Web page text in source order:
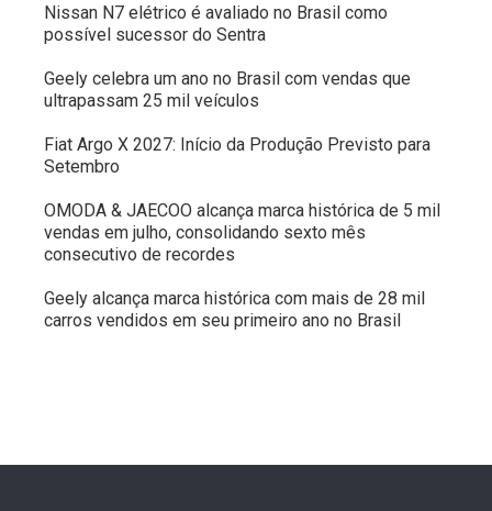
Nissan N7 elétrico é avaliado no Brasil como
possível sucessor do Sentra
Geely celebra um ano no Brasil com vendas que
ultrapassam 25 mil veículos
Fiat Argo X 2027: Início da Produção Previsto para
Setembro
OMODA & JAECOO alcança marca histórica de 5 mil
vendas em julho, consolidando sexto mês
consecutivo de recordes
Geely alcança marca histórica com mais de 28 mil
carros vendidos em seu primeiro ano no Brasil